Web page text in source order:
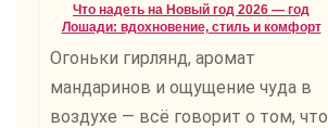
Что надеть на Новый год 2026 — год
Лошади: вдохновение, стиль и комфорт
Огоньки гирлянд, аромат
мандаринов и ощущение чуда в
воздухе — всё говорит о том, что